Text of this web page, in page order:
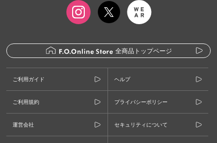
全商品トップページ
ご利用ガイド ヘルプ
ご利用規約 プライバシーポリシー
運営会社 セキュリティについて